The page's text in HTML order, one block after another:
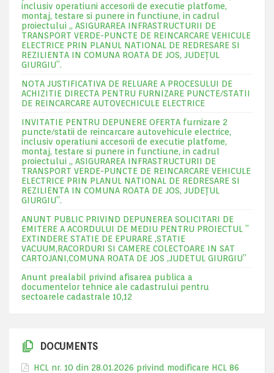
inclusiv operatiuni accesorii de executie platfome,
montaj, testare si punere in functiune, in cadrul
proiectului „ ASIGURAREA INFRASTRUCTURII DE
TRANSPORT VERDE-PUNCTE DE REINCARCARE VEHICULE
ELECTRICE PRIN PLANUL NATIONAL DE REDRESARE SI
REZILIENTA IN COMUNA ROATA DE JOS, JUDEŢUL
GIURGIU”.
NOTA JUSTIFICATIVA DE RELUARE A PROCESULUI DE
ACHIZITIE DIRECTA PENTRU FURNIZARE PUNCTE/STATII
DE REINCARCARE AUTOVECHICULE ELECTRICE
INVITATIE PENTRU DEPUNERE OFERTA furnizare 2
puncte/statii de reincarcare autovehicule electrice,
inclusiv operatiuni accesorii de executie platfome,
montaj, testare si punere in functiune, in cadrul
proiectului „ ASIGURAREA INFRASTRUCTURII DE
TRANSPORT VERDE-PUNCTE DE REINCARCARE VEHICULE
ELECTRICE PRIN PLANUL NATIONAL DE REDRESARE SI
REZILIENTA IN COMUNA ROATA DE JOS, JUDEŢUL
GIURGIU”.
ANUNT PUBLIC PRIVIND DEPUNEREA SOLICITARI DE
EMITERE A ACORDULUI DE MEDIU PENTRU PROIECTUL ”
EXTINDERE STATIE DE EPURARE ,STATIE
VACUUM,RACORDURI SI CAMERE COLECTOARE IN SAT
CARTOJANI,COMUNA ROATA DE JOS ,JUDETUL GIURGIU”
Anunt prealabil privind afisarea publica a
documentelor tehnice ale cadastrului pentru
sectoarele cadastrale 10,12
DOCUMENTS
HCL nr. 10 din 28.01.2026 privind modificare HCL 86